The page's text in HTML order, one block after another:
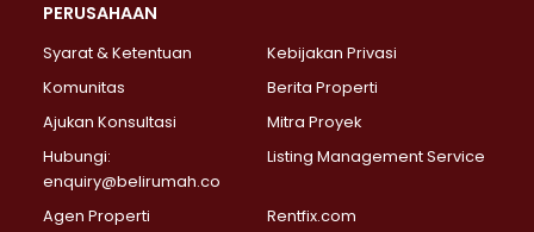
Properti Dijual di Lebak Bulus >
Properti Dijual di Gandaria Selatan >
Properti Dijual di Pondok Labu >
Properti Dijual di Lenteng Agung >
Properti Dijual di Senayan >
Properti Dijual di Pondok Pinang >
PERUSAHAAN
Syarat & Ketentuan
Kebijakan Privasi
Komunitas
Berita Properti
Ajukan Konsultasi
Mitra Proyek
Hubungi:
enquiry@belirumah.co
Listing Management Service
Agen Properti Rentfix.com